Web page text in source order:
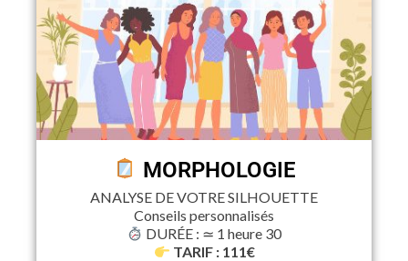
MORPHOLOGIE
ANALYSE DE VOTRE SILHOUETTE
Conseils personnalisés
DURÉE : ≃ 1 heure 30
TARIF : 111€